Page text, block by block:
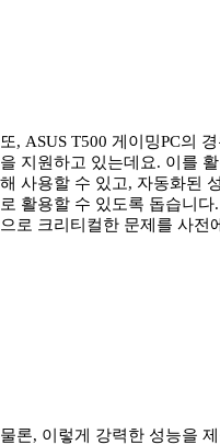
또, ASUS T500 게이밍PC의
을 지원하고 있는데요. 이를
해 사용할 수 있고, 자동화된
로 활용할 수 있도록 돕습니
으로 크리티컬한 문제를 사전
물론, 이렇게 강력한 성능을